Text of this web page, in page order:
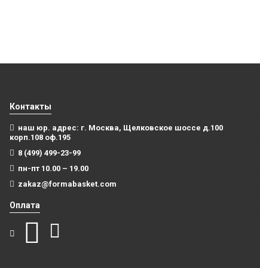
Контакты
наш юр. адрес: г. Москва, Щелковское шоссе д.100
корп.108 оф.195
8 (499) 499-23-99
пн-пт 10.00 – 19.00
zakaz@formabasket.com
Оплата